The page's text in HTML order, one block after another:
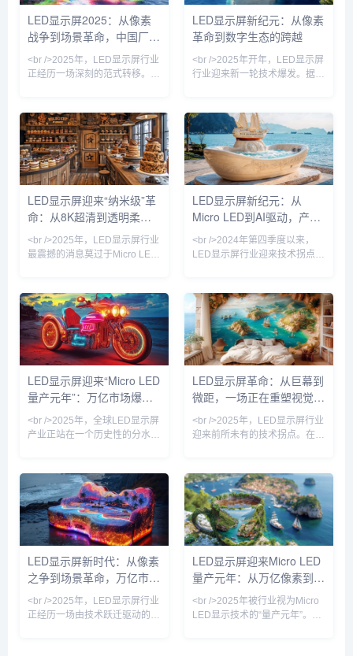
出了搭载AI画质引擎的Micro
LED显示屏，其峰值亮度突破
6000nit，刷新率高达3840Hz，
的落地价格已降至每平方米15
万元以内。多家供应链企业透
露，苹果手表和AR眼镜的Micro
LED显示屏2025：从像素
战争到场景革命，中国厂商
领跑全球的三大隐秘战场
<br />2025年，LED显示屏行业
正经历一场深刻的范式转移。传
阶段，而Mini/Micro LED技术的
商业化落地，则把这场竞争推向
了新的高度。据最新行业数据显
示，今年一季度，全球Mini
LED显示模组出货量同比增长超
过70%，其中应用于商用显示和
高端租赁市场的占比首次突破三
成。与此同时，Micro LED虽然
LED显示屏新纪元：从像素
革命到数字生态的跨越
<br />2025年开年，LED显示屏
行业迎来新一轮技术爆发。据行
星、索尼与国内头部厂商京东
方、利亚德相继发布基于Micro
LED的商用显示产品，像素间距
突破0.3毫米大关，亮度与寿命
较传统LED提升数倍。与此同
时，COB（板上芯片）封装技
术加速渗透，其高防护性、高对
比度优势让户外小间距屏在强光
面。业内专家
LED显示屏迎来“纳米级”革
命：从8K超清到透明柔
性，中国产业链如何重塑全
球数字视野？
<br />2025年，LED显示屏行业
最震撼的消息莫过于Micro LED
星、索尼、京东方以及国内的三
安光电、华灿光电，相继宣布在
4K/8K Micro LED显示屏的巨量
转移环节实现了99.999%的良
率。这意味着困扰行业多年的
“像素死灯”和“修复成本高企”问
题正在被攻克。据最新行业报
告，采用新型激光诱导前方转移
LED显示屏新纪元：从
Micro LED到AI驱动，产业
变革的十大前沿信号
<br />2024年第四季度以来，
LED显示屏行业迎来技术拐点。
屏与可弯曲商用显示墙，像素间
距首次突破P0.3以下量产瓶颈。
更关键的是，巨量转移良率从去
年的99.9%提升至99.99%，每
平方米成本下降约35%，这标志
着Micro LED从“奢侈品”走向高
端商业显示主流。与此同时，
COB（板上芯片）封装技术进
LED显示屏迎来“Micro LED
量产元年”：万亿市场爆发
前夜，谁在领跑新一轮技术
革命？
<br />2025年，全球LED显示屏
产业正站在一个历史性的分水岭
入室内控制室，完成了对LCD拼
接屏的“降维打击”；而如今，随
着Micro LED终于跨越“实验室到
产线”的死亡之谷，这个产业正
从“显示替代者”蜕变为“人机交互
界面的定义者”。<br /><br />据
最新行业白皮书显示，2025年
全球LED显示屏市场规模预计突
LED显示屏革命：从巨幕到
微距，一场正在重塑视觉世
界的产业变局
<br />2025年，LED显示屏行业
迎来前所未有的技术拐点。在近
为绝对焦点。三星、LG、索尼
等巨头相继展示像素间距低于
0.3毫米的Micro LED巨幕，其
亮度、对比度和寿命远超传统
OLED。更令人震撼的是，中国
厂商如利亚德、京东方已实现
Micro LED芯片的巨量转移良率
突破99.9%，将生产成本拉低至
LED显示屏新时代：从像素
之争到场景革命，万亿市场
重新洗牌
<br />2025年，LED显示屏行业
正经历一场由技术跃迁驱动的深
LED显示屏迎来Micro LED
量产元年：从万亿像素到AI
驱动的产业跃迁
<br />2025年被行业视为Micro
LED显示技术的“量产元年”。据